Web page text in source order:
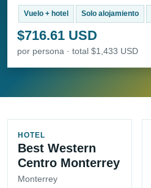
Vuelo + hotel Solo alojamiento
$716.61 USD
por persona · total $1,433 USD
HOTEL
Best Western
Centro Monterrey
Monterrey